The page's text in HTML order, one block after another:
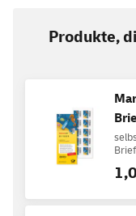
Produkte,